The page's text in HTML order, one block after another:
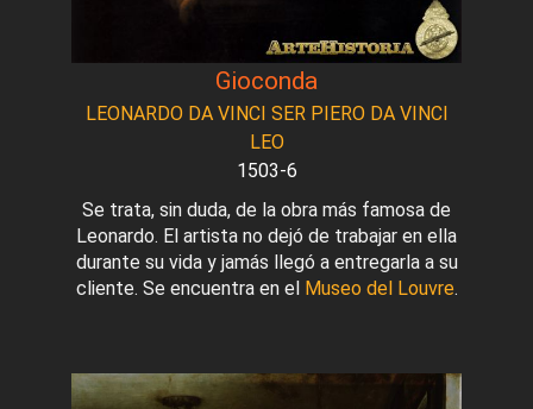
Gioconda
LEONARDO DA VINCI SER PIERO DA VINCI
LEO
1503-6
Se trata, sin duda, de la obra más famosa de
Leonardo. El artista no dejó de trabajar en ella
durante su vida y jamás llegó a entregarla a su
cliente. Se encuentra en el Museo del Louvre.